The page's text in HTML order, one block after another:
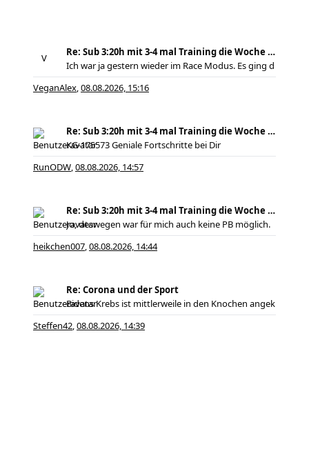
Re: Sub 3:20h mit 3-4 mal Training die Woche machb
Ich war ja gestern wieder im Race Modus. Es ging d
VeganAlex,08.08.2026, 15:16
Re: Sub 3:20h mit 3-4 mal Training die Woche machb
KG-175573 Geniale Fortschritte bei Dir
RunODW,08.08.2026, 14:57
Re: Sub 3:20h mit 3-4 mal Training die Woche machb
Jo, deswegen war für mich auch keine PB möglich.
heikchen007,08.08.2026, 14:44
Re: Corona und der Sport
Bidens Krebs ist mittlerweile in den Knochen angek
Steffen42,08.08.2026, 14:39